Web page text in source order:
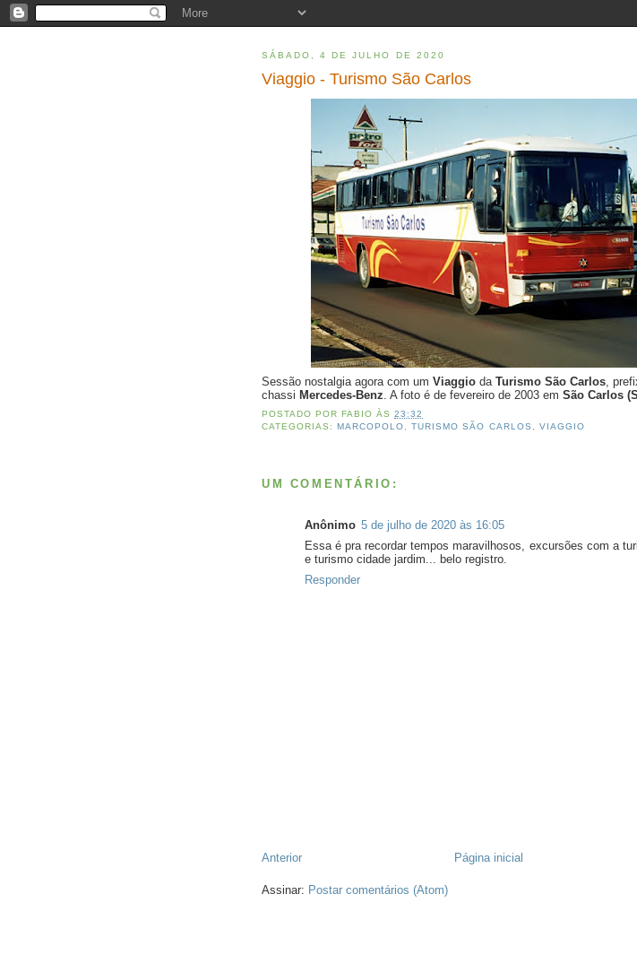
SÁBADO, 4 DE JULHO DE 2020
Viaggio - Turismo São Carlos
Sessão nostalgia agora com um Viaggio da Turismo São Carlos ,
chassi Mercedes-Benz . A foto é de fevereiro de 2003 em São Carlos
POSTADO PORFABIO ÀS23:32
CATEGORIAS:MARCOPOLO,TURISMO SÃO CARLOS , VIAGGIO
UM COMENTÁRIO:
Anônimo 5 de julho de 2020 às 16:05
Essa é pra recordar tempos maravilhosos, excursões com a
e turismo cidade jardim... belo registro.
Responder
Anterior Página inicial
Assinar: Postar comentários (Atom)